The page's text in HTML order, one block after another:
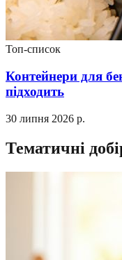
Топ-список
Контейнери для
підходить
30 липня 2026 р.
Тематичні